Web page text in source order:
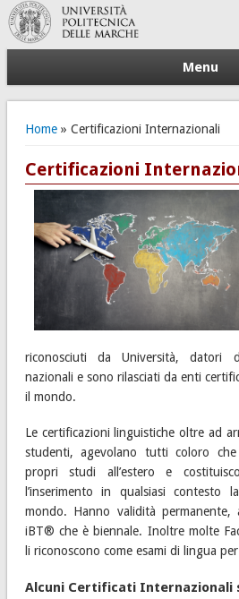
Menu
Tu sei qui
Home» Certificazioni Internazionali
Certificazioni
riconosciuti da Università, datori
nazionali e sono rilasciati da enti
il mondo.
Le certificazioni linguistiche oltre ad
studenti, agevolano tutti coloro
propri studi all’estero e
l’inserimento in qualsiasi contesto
mondo. Hanno validità permanente,
iBT® che è biennale. Inoltre molte
li riconoscono come esami di lingua
Alcuni Certificati Internazionali